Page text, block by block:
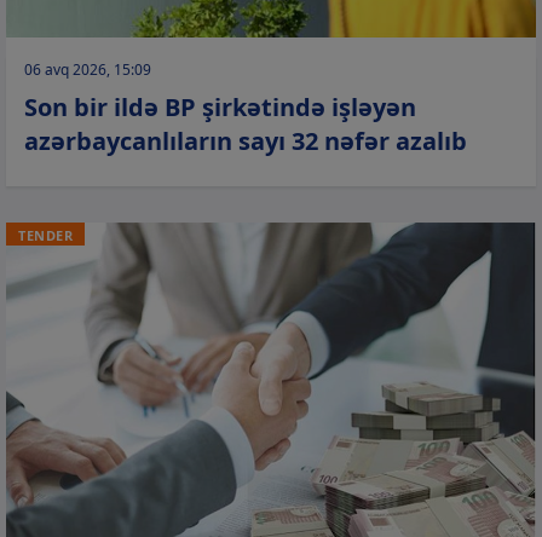
06 avq 2026, 15:09
Son bir ildə BP şirkətində işləyən
azərbaycanlıların sayı 32 nəfər azalıb
TENDER